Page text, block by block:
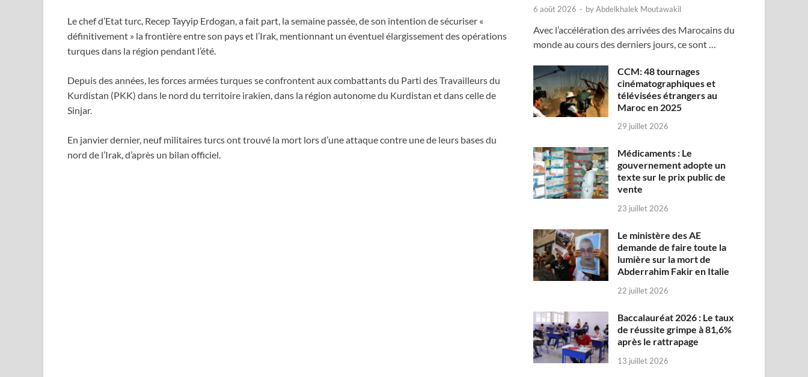
Le chef d’Etat turc, Recep Tayyip Erdogan, a fait part, la semaine passée, de son intention de sécuriser «
définitivement » la frontière entre son pays et l’Irak, mentionnant un éventuel élargissement des opérations
turques dans la région pendant l’été.
Depuis des années, les forces armées turques se confrontent aux combattants du Parti des Travailleurs du
Kurdistan (PKK) dans le nord du territoire irakien, dans la région autonome du Kurdistan et dans celle de
Sinjar.
En janvier dernier, neuf militaires turcs ont trouvé la mort lors d’une attaque contre une de leurs bases du
nord de l’Irak, d’après un bilan officiel.
6 août 2026 - byAbdelkhalek Moutawakil
Avec l’accélération des arrivées des Marocains du
monde au cours des derniers jours, ce sont …
CCM: 48 tournages
cinématographiques et
télévisées étrangers au
Maroc en 2025
29 juillet 2026
Médicaments : Le
gouvernement adopte un
texte sur le prix public de
vente
23 juillet 2026
Le ministère des AE
demande de faire toute la
lumière sur la mort de
Abderrahim Fakir en Italie
22 juillet 2026
Baccalauréat 2026 : Le taux
de réussite grimpe à 81,6%
après le rattrapage
13 juillet 2026